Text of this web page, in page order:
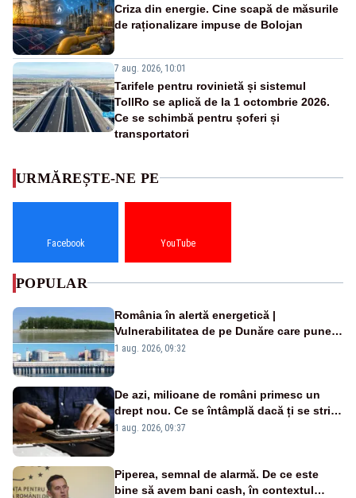
Criza din energie. Cine scapă de măsurile
de raționalizare impuse de Bolojan
7 aug. 2026, 10:01
Tarifele pentru rovinietă și sistemul
TollRo se aplică de la 1 octombrie 2026.
Ce se schimbă pentru șoferi și
transportatori
URMĂREȘTE-NE PE
Facebook YouTube
POPULAR
România în alertă energetică |
Vulnerabilitatea de pe Dunăre care pune
în pericol Centrala Cernavodă era
1 aug. 2026, 09:32
De azi, milioane de români primesc un
drept nou. Ce se întâmplă dacă ți se strică
un produs
1 aug. 2026, 09:37
Piperea, semnal de alarmă. De ce este
bine să avem bani cash, în contextul